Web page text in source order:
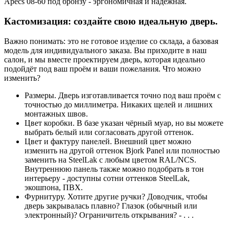
Кастомизация: создайте свою идеальную дверь.
Важно понимать: это не готовое изделие со склада, а базовая
модель для индивидуального заказа. Вы приходите в наш
салон, и мы вместе проектируем дверь, которая идеально
подойдёт под ваш проём и ваши пожелания. Что можно
изменить?
Размеры. Дверь изготавливается точно под ваш проём с
точностью до миллиметра. Никаких щелей и лишних
монтажных швов.
Цвет коробки. В базе указан чёрный муар, но вы можете
выбрать белый или согласовать другой оттенок.
Цвет и фактуру панелей. Внешний цвет можно
изменить на другой оттенок Bjork Panel или полностью
заменить на SteelLak с любым цветом RAL/NCS.
Внутреннюю панель также можно подобрать в тон
интерьеру - доступны сотни оттенков SteelLak,
экошпона, ПВХ.
Фурнитуру. Хотите другие ручки? Доводчик, чтобы
дверь закрывалась плавно? Глазок (обычный или
электронный)? Ограничитель открывания? - . . .